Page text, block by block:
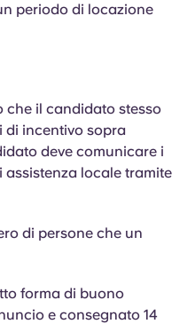
periodo di locazione
che il candidato stesso
di incentivo sopra
deve comunicare i
locale tramite
di persone che un
forma di buono
e consegnato 14